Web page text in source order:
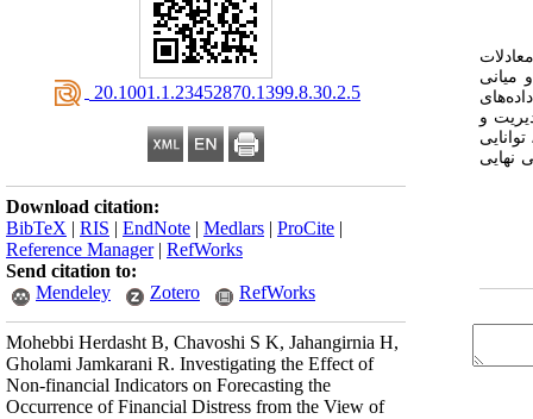
‎ 20.1001.1.23452870.1399.8.30.2.5
Download citation:
BibTeX | RIS | EndNote | Medlars | ProCite |
Reference Manager| RefWorks
Send citation to:
Mendeley
Zotero RefWorks
Mohebbi Herdasht B, Chavoshi S K, Jahangirnia H,
Gholami Jamkarani R. Investigating the Effect of
Non-financial Indicators on Forecasting the
Occurrence of Financial Distress from the View of
و میانی
و
درماندگی مالی بسیار مؤثر باشند؛ به‌طوری که حاکمیت شرکتی ۶۵ درصد، توانایی
نهایی